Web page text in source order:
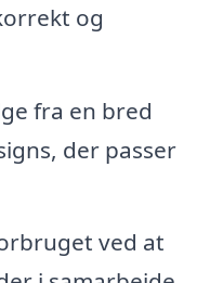
og
fra en bred
der passer
ved at